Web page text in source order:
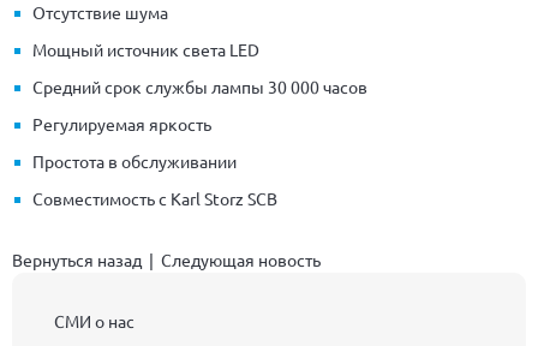
Отсутствие шума
Мощный источник света LED
Средний срок службы лампы 30 000 часов
Регулируемая яркость
Простота в обслуживании
Совместимость с Karl Storz SCB
Вернуться назад | Следующая новость
СМИ о нас